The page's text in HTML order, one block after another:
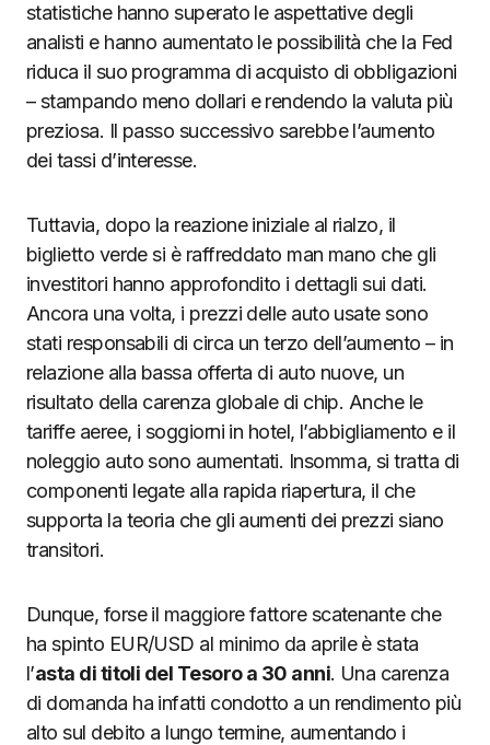
statistiche hanno superato le aspettative degli
analisti e hanno aumentato le possibilità che la Fed
riduca il suo programma di acquisto di obbligazioni
– stampando meno dollari e rendendo la valuta più
preziosa. Il passo successivo sarebbe l’aumento
dei tassi d’interesse.
Tuttavia, dopo la reazione iniziale al rialzo, il
biglietto verde si è raffreddato man mano che gli
investitori hanno approfondito i dettagli sui dati.
Ancora una volta, i prezzi delle auto usate sono
stati responsabili di circa un terzo dell’aumento – in
relazione alla bassa offerta di auto nuove, un
risultato della carenza globale di chip. Anche le
tariffe aeree, i soggiorni in hotel, l’abbigliamento e il
noleggio auto sono aumentati. Insomma, si tratta di
componenti legate alla rapida riapertura, il che
supporta la teoria che gli aumenti dei prezzi siano
transitori.
Dunque, forse il maggiore fattore scatenante che
ha spinto EUR/USD al minimo da aprile è stata
l’asta di titoli del Tesoro a 30 anni. Una carenza
di domanda ha infatti condotto a un rendimento più
alto sul debito a lungo termine, aumentando i